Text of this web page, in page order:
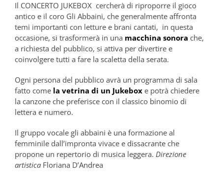
Il CONCERTO JUKEBOX cercherà di riproporre il gioco
antico e il coro Gli Abbaini, che generalmente affronta
temi importanti con letture e brani cantati, in questa
occasione, si trasformerà in una macchina sonora che,
a richiesta del pubblico, si attiva per divertire e
coinvolgere tutti a fare la scaletta della serata.
Ogni persona del pubblico avrà un programma di sala
fatto come la vetrina di un Jukebox e potrà chiedere
la canzone che preferisce con il classico binomio di
lettera e numero.
Il gruppo vocale gli abbaini è una formazione al
femminile dall’impronta vivace e dissacrante che
propone un repertorio di musica leggera. Direzione
artistica Floriana D’Andrea